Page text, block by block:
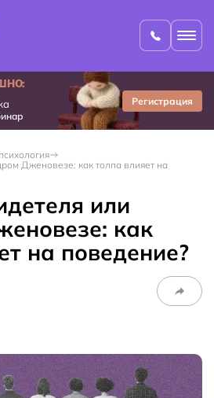
Регистрация
Дженовезе: как толпа влияет на
или
как
на поведение?